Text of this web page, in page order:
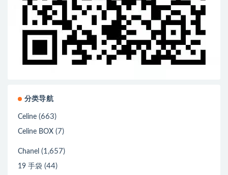
分类导航
Celine (663)
Celine BOX (7)
Chanel (1,657)
19 手袋 (44)